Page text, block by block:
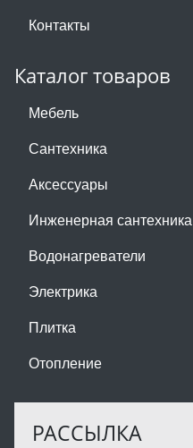
Контакты
Каталог товаров
Мебель
Сантехника
Аксессуары
Инженерная сантехника
Водонагреватели
Электрика
Плитка
Отопление
РАССЫЛКА